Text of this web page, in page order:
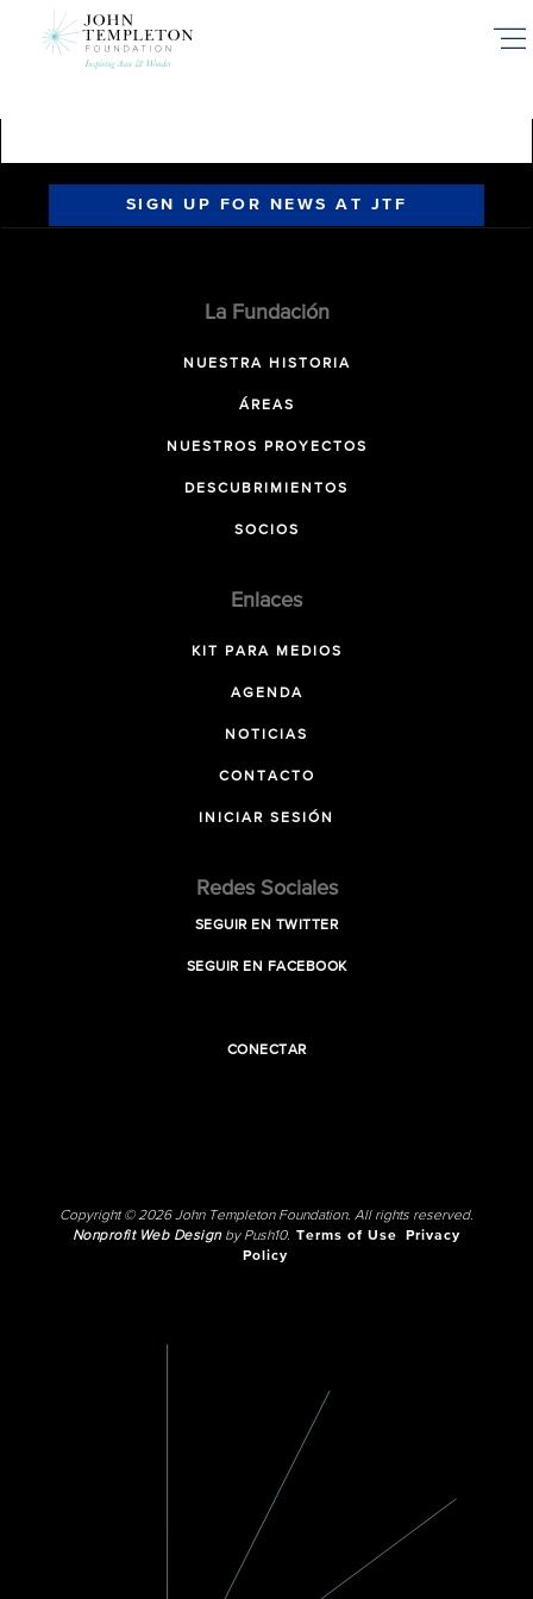
SIGN UP FOR NEWS AT JTF
La Fundación
NUESTRA HISTORIA
ÁREAS
NUESTROS PROYECTOS
DESCUBRIMIENTOS
SOCIOS
Enlaces
KIT PARA MEDIOS
AGENDA
NOTICIAS
CONTACTO
INICIAR SESIÓN
Redes Sociales
SEGUIR EN TWITTER
SEGUIR EN FACEBOOK
CONECTAR
Copyright © 2026 John Templeton Foundation. All rights reserved.
Nonprofit Web Designby Push10. Terms of Use
Privacy
Policy